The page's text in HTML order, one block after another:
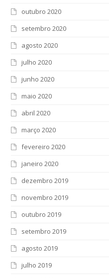
outubro 2020
setembro 2020
agosto 2020
julho 2020
junho 2020
maio 2020
abril 2020
março 2020
fevereiro 2020
janeiro 2020
dezembro 2019
novembro 2019
outubro 2019
setembro 2019
agosto 2019
julho 2019